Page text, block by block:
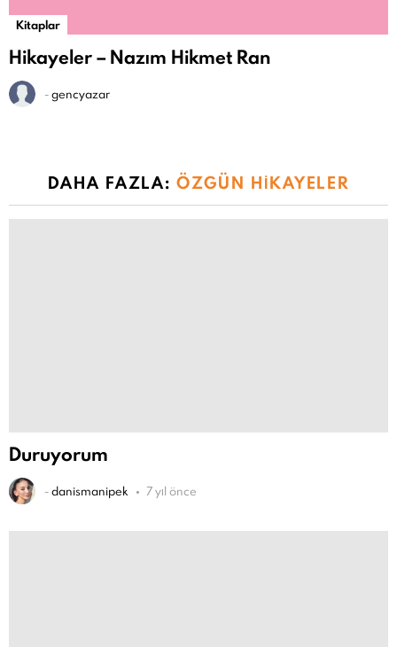
Kitaplar
Hikayeler – Nazım Hikmet Ran
-gencyazar
DAHA FAZLA: ÖZGÜN HIKAYELER
Duruyorum
-danismanipek 7 yıl önce